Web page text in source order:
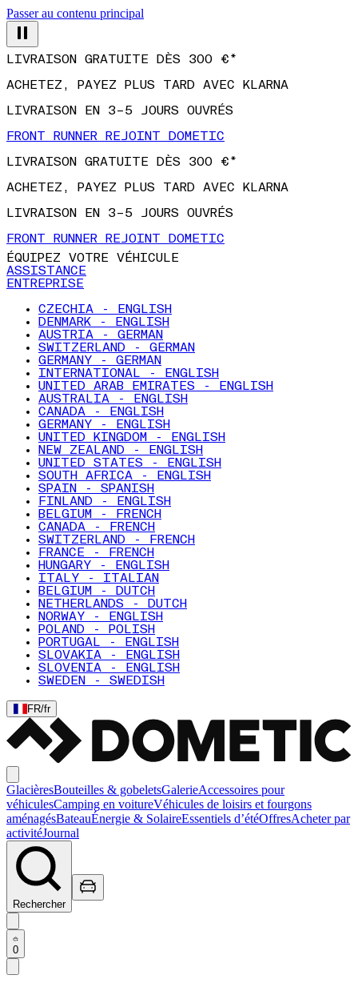
Passer au contenu principal
LIVRAISON GRATUITE DÈS 300 €*
ACHETEZ, PAYEZ PLUS TARD AVEC KLARNA
LIVRAISON EN 3–5 JOURS OUVRÉS
FRONT RUNNER REJOINT DOMETIC
LIVRAISON GRATUITE DÈS 300 €*
ACHETEZ, PAYEZ PLUS TARD AVEC KLARNA
LIVRAISON EN 3–5 JOURS OUVRÉS
FRONT RUNNER REJOINT DOMETIC
ÉQUIPEZ VOTRE VÉHICULE
ASSISTANCE
ENTREPRISE
CZECHIA - ENGLISH
DENMARK - ENGLISH
AUSTRIA - GERMAN
SWITZERLAND - GERMAN
GERMANY - GERMAN
INTERNATIONAL - ENGLISH
UNITED ARAB EMIRATES - ENGLISH
AUSTRALIA - ENGLISH
CANADA - ENGLISH
GERMANY - ENGLISH
UNITED KINGDOM - ENGLISH
NEW ZEALAND - ENGLISH
UNITED STATES - ENGLISH
SOUTH AFRICA - ENGLISH
SPAIN - SPANISH
FINLAND - ENGLISH
BELGIUM - FRENCH
CANADA - FRENCH
SWITZERLAND - FRENCH
FRANCE - FRENCH
HUNGARY - ENGLISH
ITALY - ITALIAN
BELGIUM - DUTCH
NETHERLANDS - DUTCH
NORWAY - ENGLISH
POLAND - POLISH
PORTUGAL - ENGLISH
SLOVAKIA - ENGLISH
SLOVENIA - ENGLISH
SWEDEN - SWEDISH
FR/fr
GlacièresBouteilles & gobeletsGalerieAccessoires pour
véhiculesCamping en voitureVéhicules de loisirs et fourgons
aménagésBateauÉnergie & SolaireEssentiels d’étéOffresAcheter par
activitéJournal
Rechercher
0